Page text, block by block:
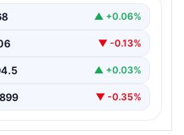
▲ +0.06%
▼ -0.13%
▲ +0.03%
▼ -0.35%